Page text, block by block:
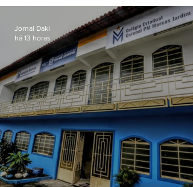
Jornal Daki
há 13 horas